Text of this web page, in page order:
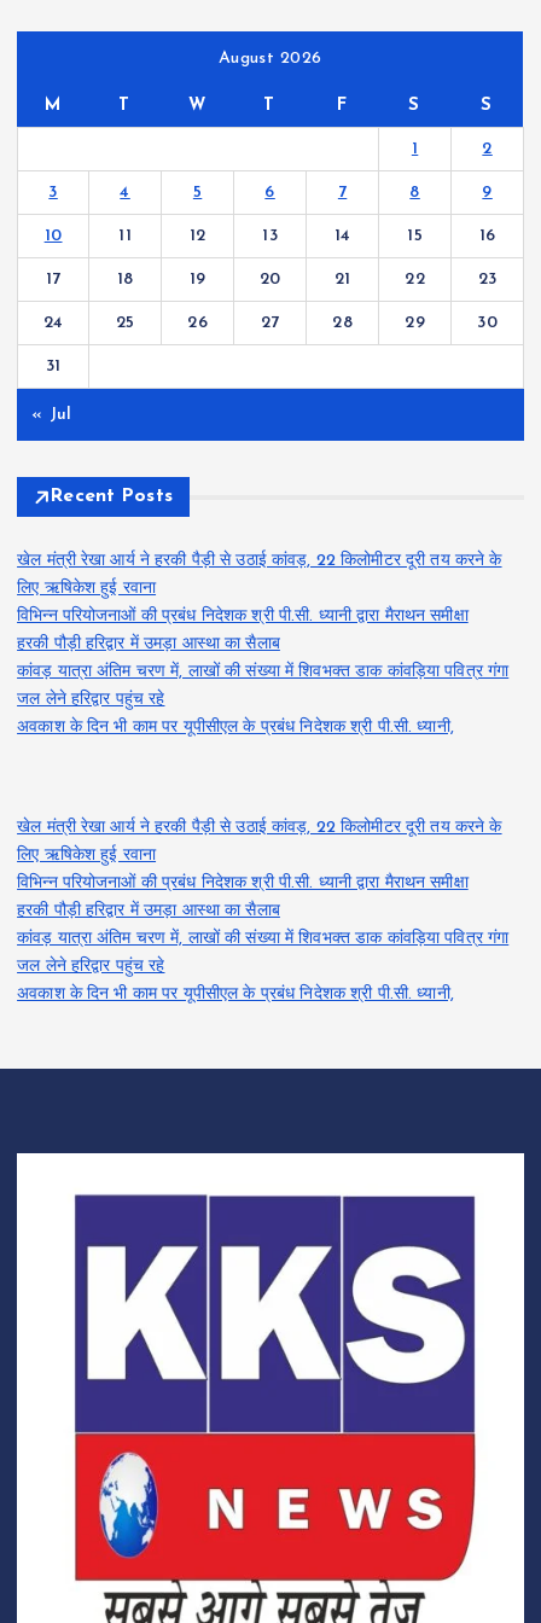
August 2026
M T W T F S S
1 2
3 4 5 6 7 8 9
10 11 12 13 14 15 16
17 18 19 20 21 22 23
24 25 26 27 28 29 30
31
« Jul
Recent Posts
खेल मंत्री रेखा आर्य ने हरकी पैड़ी से उठाई कांवड़, 22 किलोमीटर दूरी तय करने के
लिए ऋषिकेश हुई रवाना
विभिन्न परियोजनाओं की प्रबंध निदेशक श्री पी.सी. ध्यानी द्वारा मैराथन समीक्षा
हरकी पौड़ी हरिद्वार में उमड़ा आस्था का सैलाब
कांवड़ यात्रा अंतिम चरण में, लाखों की संख्या में शिवभक्त डाक कांवड़िया पवित्र गंगा
जल लेने हरिद्वार पहुंच रहे
अवकाश के दिन भी काम पर यूपीसीएल के प्रबंध निदेशक श्री पी.सी. ध्यानी,
खेल मंत्री रेखा आर्य ने हरकी पैड़ी से उठाई कांवड़, 22 किलोमीटर दूरी तय करने के
लिए ऋषिकेश हुई रवाना
विभिन्न परियोजनाओं की प्रबंध निदेशक श्री पी.सी. ध्यानी द्वारा मैराथन समीक्षा
हरकी पौड़ी हरिद्वार में उमड़ा आस्था का सैलाब
कांवड़ यात्रा अंतिम चरण में, लाखों की संख्या में शिवभक्त डाक कांवड़िया पवित्र गंगा
जल लेने हरिद्वार पहुंच रहे
अवकाश के दिन भी काम पर यूपीसीएल के प्रबंध निदेशक श्री पी.सी. ध्यानी,